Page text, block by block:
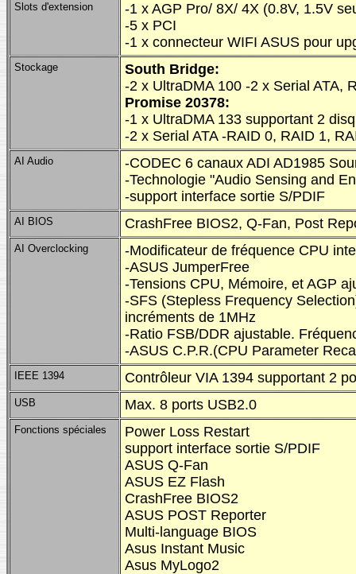
Slots d'extension
-1 x AGP Pro/ 8X/ 4X (0.8V, 1.5V
-5 x PCI
-1 x connecteur WIFI ASUS pour
Stockage
South Bridge:
-2 x UltraDMA 100 -2 x Serial ATA,
Promise 20378:
-1 x UltraDMA 133 supportant 2
-2 x Serial ATA -RAID 0, RAID 1,
AI Audio
-CODEC 6 canaux ADI AD1985
-Technologie "Audio Sensing and
-support interface sortie S/PDIF
AI BIOS CrashFree BIOS2, Q-Fan, Post
AI Overclocking
-Modificateur de fréquence CPU
-ASUS JumperFree
-Tensions CPU, Mémoire, et AGP
-SFS (Stepless Frequency
incréments de 1MHz
-Ratio FSB/DDR ajustable.
-ASUS C.P.R.(CPU Parameter
IEEE 1394 Contrôleur VIA 1394 supportant 2
USB Max. 8 ports USB2.0
Fonctions spéciales
Power Loss Restart
support interface sortie S/PDIF
ASUS Q-Fan
ASUS EZ Flash
CrashFree BIOS2
ASUS POST Reporter
Multi-language BIOS
Asus Instant Music
Asus MyLogo2